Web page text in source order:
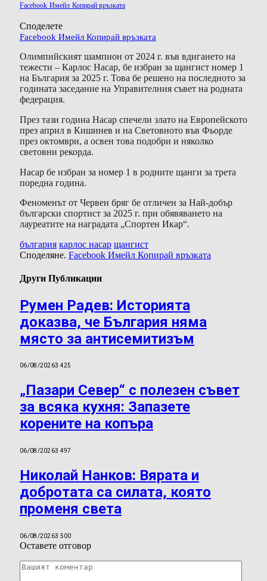
Facebook Имейл Копирай връзката
Споделете
Facebook Имейл Копирай връзката
Олимпийският шампион от 2024 г. във вдигането на
тежести – Карлос Насар, бе избран за щангист номер 1
на България за 2025 г. Това бе решено на последното за
годината заседание на Управителния съвет на родната
федерация.
През тази година Насар спечели злато на Европейското
през април в Кишинев и на Световното във Фьорде
през октомври, а освен това подобри и няколко
световни рекорда.
Насар бе избран за номер 1 в родните щанги за трета
поредна година.
Феноменът от Червен бряг бе отличен за Най-добър
български спортист за 2025 г. при обявяването на
лауреатите на наградата „Спортен Икар“.
българия карлос насар щангист
Споделяне. Facebook Имейл Копирай връзката
Други Публикации
Румен Радев: Историята
доказва, че България няма
място за антисемитизъм
06/08/20263 425
„Пазари Север“ с полезен съвет
за всяка кухня: Запазете
корените на копъра
06/08/20263 497
Николай Нанков: Вярата и
добротата са силата, която
променя света
06/08/20263 500
Оставете отговор